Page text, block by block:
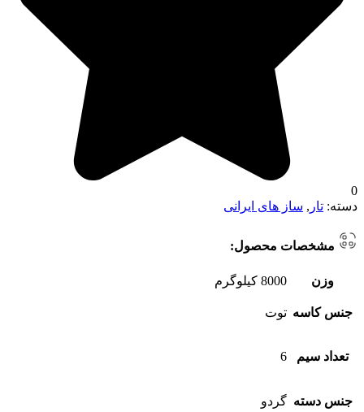
0
دسته: تار , ساز های ایرانی
مشخصات محصول:
وزن 8000 کیلوگرم
جنس کاسه توت
تعداد سیم 6
جنس دسته گردو